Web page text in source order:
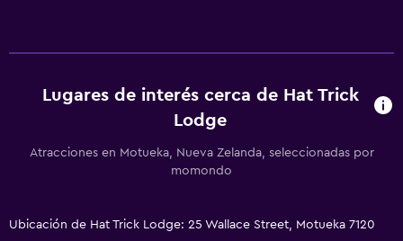
Lugares de interés cerca de Hat Trick
Lodge
Atracciones en Motueka, Nueva Zelanda, seleccionadas por
momondo
Ubicación de Hat Trick Lodge: 25 Wallace Street, Motueka 7120